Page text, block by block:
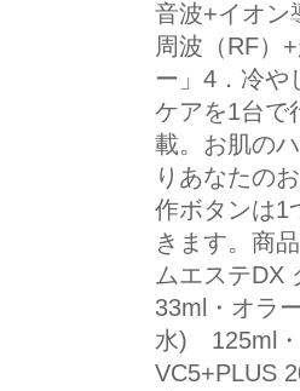
音波+イオン
周波（RF）
ー」4．冷や
ケアを1台で
載。お肌の
りあなたの
作ボタンは1
きます。商
ムエステDX
33ml・オラ
水) 125ml・
VC5+PLUS